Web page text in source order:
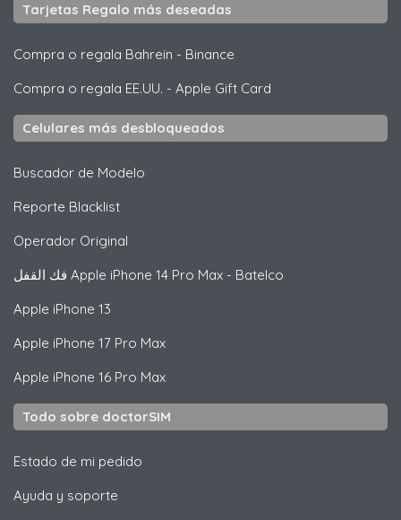
Tarjetas Regalo más deseadas
Compra o regala Bahrein - Binance
Compra o regala EE.UU. - Apple Gift Card
Celulares más desbloqueados
Buscador de Modelo
Reporte Blacklist
Operador Original
Apple iPhone 14 Pro Max - Batelco
Apple iPhone 13
Apple iPhone 17 Pro Max
Apple iPhone 16 Pro Max
Todo sobre doctorSIM
Estado de mi pedido
Ayuda y soporte